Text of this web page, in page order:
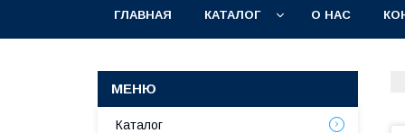
ГЛАВНАЯ КАТАЛОГ О НАС
Каталог